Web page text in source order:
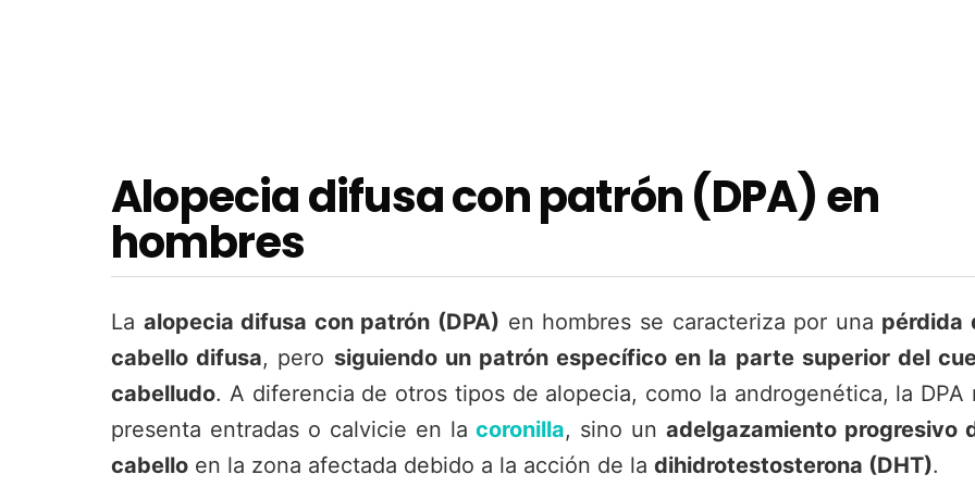
Alopecia difusa con patrón (DPA) en
hombres
La alopecia difusa con patrón (DPA) en hombres se caracteriza por una pérdida
cabello difusa, pero siguiendo un patrón específico en la parte superior del
cabelludo. A diferencia de otros tipos de alopecia, como la androgenética, la DPA
presenta entradas o calvicie en lacoronilla, sino unadelgazamiento progresivo
cabello en la zona afectada debido a la acción de la dihidrotestosterona (DHT).